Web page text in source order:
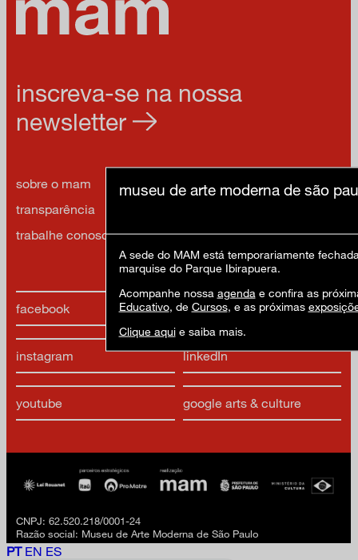
facebook x
instagram linkedIn
youtube google arts & culture
inscreva-se na nossa
newsletter
sobre o mam
imprensa
transparência
trabalhe conosco
política de privacidade e
termos de uso
CNPJ: 62.520.218/0001-24
Razão social: Museu de Arte Moderna de São Paulo
PT EN ES
museu de arte moderna de são
A sede do MAM está temporariamente
marquise do Parque Ibirapuera.
Acompanhe nossa agenda e confira as
Educativo, de Cursos, e as próximas
Clique aquie saiba mais.